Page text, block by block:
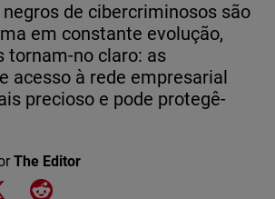
de cibercriminosos são
em constante evolução,
tornam-no claro: as
acesso à rede empresarial
precioso e pode protegê-
The Editor
on Facebook
Share on XShare on Reddit